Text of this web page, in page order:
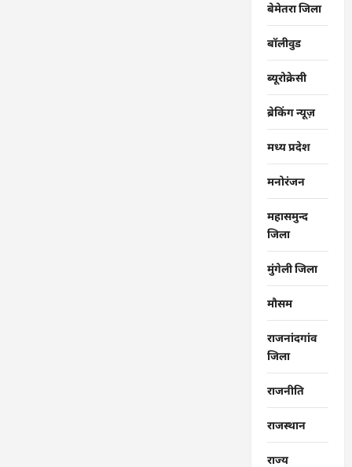
बेमेतरा जिला
बॉलीवुड
ब्यूरोक्रेसी
ब्रेकिंग न्यूज़
मध्य प्रदेश
मनोरंजन
महासमुन्द
जिला
मुंगेली जिला
मौसम
राजनांदगांव
जिला
राजनीति
राजस्थान
राज्‍य